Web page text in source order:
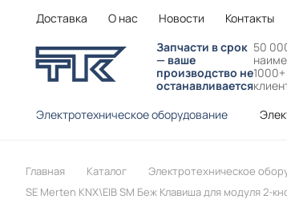
Доставка О нас Новости Контакты
Запчасти в срок
— ваше
производство не
останавливается
50
1000+
Электротехническое оборудование
Главная Каталог Электротехническое
SE Merten KNX\EIB SM Беж Клавиша для модуля 2-